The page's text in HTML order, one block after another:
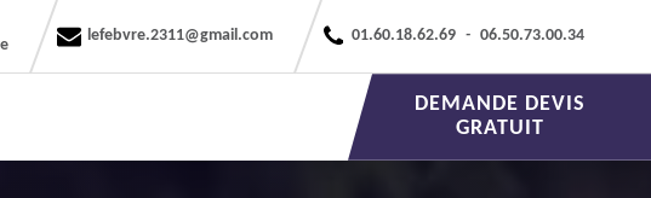
lefebvre.2311@gmail.com 01.60.18.62.69 - 06.50.73.00.34
DEMANDE DEVIS
GRATUIT